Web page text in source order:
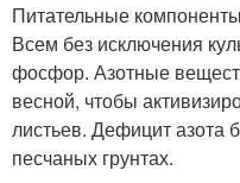
Питательные компоненты
Всем без исключения
фосфор. Азотные
весной, чтобы
листьев. Дефицит азота
песчаных грунтах.